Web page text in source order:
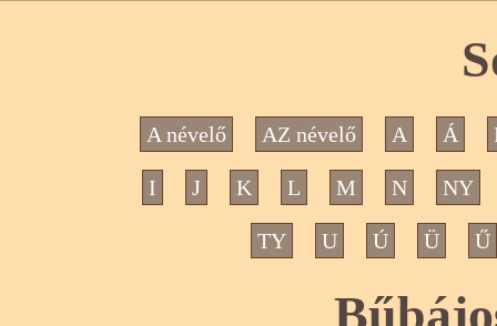
A névelő AZ névelő A Á
I J K L M N NY
TY U Ú Ü Ű